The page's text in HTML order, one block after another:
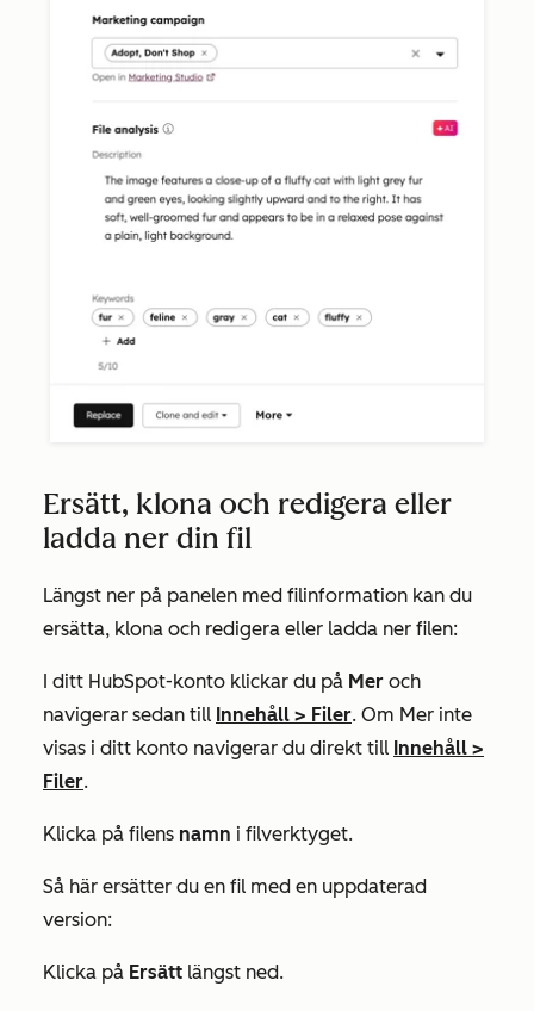
Ersätt, klona och redigera eller
ladda ner din fil
Längst ner på panelen med filinformation kan du
ersätta, klona och redigera eller ladda ner filen:
I ditt HubSpot-konto klickar du på Mer och
navigerar sedan till Innehåll > Filer. Om Mer inte
visas i ditt konto navigerar du direkt till Innehåll >
Filer.
Klicka på filens namn i filverktyget.
Så här ersätter du en fil med en uppdaterad
version:
Klicka på Ersätt längst ned.